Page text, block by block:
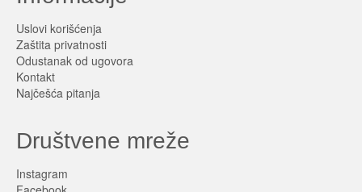
Uslovi korišćenja
Zaštita privatnosti
Odustanak od ugovora
Kontakt
Najčešća pitanja
Društvene mreže
Instagram